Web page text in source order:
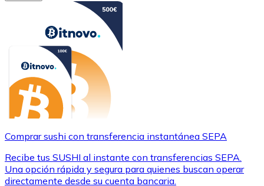
Comprar sushi con transferencia instantánea SEPA
Recibe tus SUSHI al instante con transferencias SEPA.
Una opción rápida y segura para quienes buscan operar
directamente desde su cuenta bancaria.